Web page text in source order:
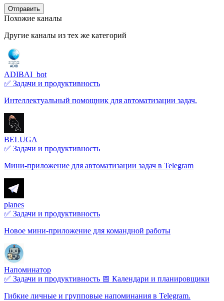
Отправить
Похожие каналы
Другие каналы из тех же категорий
ADIBAI_bot
✅ Задачи и продуктивность
Интеллектуальный помощник для автоматизации задач.
BELUGA
✅ Задачи и продуктивность
Мини-приложение для автоматизации задач в Telegram
planes
✅ Задачи и продуктивность
Новое мини-приложение для командной работы
Напоминатор
✅ Задачи и продуктивность 📅 Календари и планировщики
Гибкие личные и групповые напоминания в Telegram.